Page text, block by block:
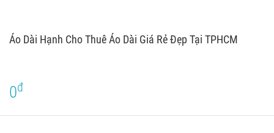
Áo Dài Hạnh Cho Thuê Áo Dài Giá Rẻ Đẹp Tại TPHCM
0đ